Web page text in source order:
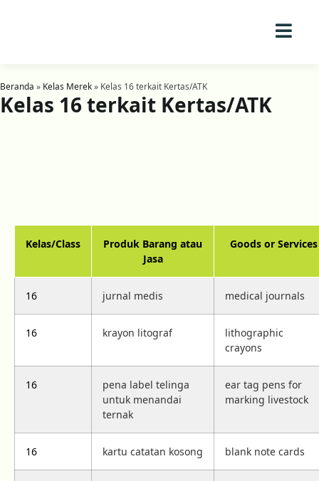
Beranda » Kelas Merek» Kelas 16 terkait Kertas/ATK
Kelas 16 terkait Kertas/ATK
Kelas/Class
Produk Barang atau
Jasa
Goods or Services
16 jurnal medis medical journals
16 krayon litograf
lithographic
crayons
16
pena label telinga
untuk menandai
ternak
ear tag pens for
marking livestock
16 kartu catatan kosong blank note cards